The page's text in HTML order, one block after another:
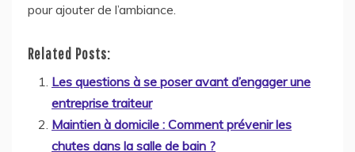
pour ajouter de l’ambiance.
Related Posts:
Les questions à se poser avant d’engager une
entreprise traiteur
Maintien à domicile : Comment prévenir les
chutes dans la salle de bain ?